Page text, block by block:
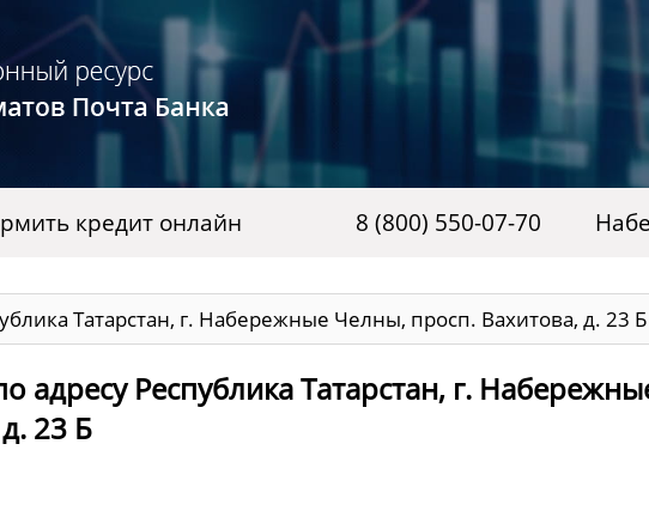
кредит онлайн 8 (800) 550-07-70
Татарстан, г. Набережные Челны, просп. Вахитова, д. 23 Б
адресу Республика Татарстан, г.
23 Б